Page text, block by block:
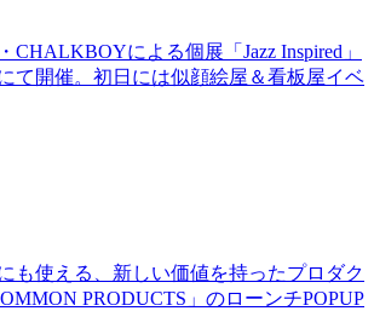
CHALKBOYによる個展「Jazz Inspired」
て開催。初日には似顔絵屋＆看板屋イベ
も使える、新しい価値を持ったプロダク
PRODUCTS」のローンチPOPUP